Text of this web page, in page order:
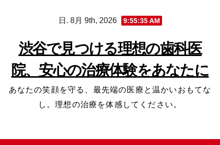
プ
日. 8月 9th, 2026 9:55:36 AM
渋谷で見つける理想の歯科医
院、安心の治療体験をあなたに
あなたの笑顔を守る、最先端の医療と温かいおもてな
し。理想の治療を体感してください。